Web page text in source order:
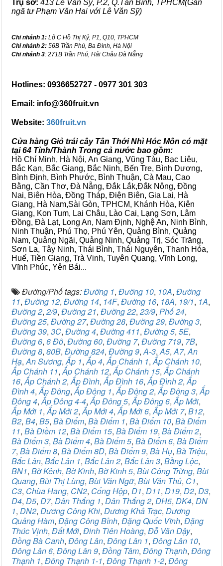
Trụ sở: 413 Lê Văn Sỹ, P.2, Q.Tân Bình, TPHCM(Gần
ngã tư Phạm Văn Hai với Lê Văn Sỹ)
Chi nhánh 1: Lô C Hồ Thị Kỷ, P1, Q10, TPHCM
Chi nhánh 2: 56B Trần Phú, Ba Đình, Hà Nội
Chi nhánh 3: 271B Trần Phú, Hải Châu Đà Nẵng
Hotlines: 0936652727 - 0977 301 303
Email: info@360fruit.vn
Website: 360fruit.vn
Cửa hàng Giỏ trái cây Tân Thới Nhì Hóc Môn có mặt
tại 64 Tỉnh/Thành Trong cả nước bao gồm:
Hồ Chí Minh, Hà Nội, An Giang, Vũng Tàu, Bạc Liêu,
Bắc Kạn, Bắc Giang, Bắc Ninh, Bến Tre, Bình Dương,
Bình Định, Bình Phước, Bình Thuận, Cà Mau, Cao
Bằng, Cần Thơ, Đà Nẵng, Đắk Lắk,Đắk Nông, Đồng
Nai, Biên Hòa, Đồng Tháp, Điện Biên, Gia Lai, Hà
Giang, Hà Nam,Sài Gòn, TPHCM, Khánh Hòa, Kiên
Giang, Kon Tum, Lai Châu, Lào Cai, Lạng Sơn, Lâm
Đồng, Đà Lạt, Long An, Nam Định, Nghệ An, Ninh Bình,
Ninh Thuận, Phú Thọ, Phú Yên, Quảng Bình, Quảng
Nam, Quảng Ngãi, Quảng Ninh, Quảng Trị, Sóc Trăng,
Sơn La, Tây Ninh, Thái Bình, Thái Nguyên, Thanh Hóa,
Huế, Tiền Giang, Trà Vinh, Tuyên Quang, Vĩnh Long,
Vĩnh Phúc, Yên Bái...
Đường/Phố tags:Đường 1, Đường 10, 10A, Đường
11, Đường 12, Đường 14, 14F, Đường 16, 18A, 19/1, 1A,
Đường 2, 2/9, Đường 21, Đường 22, 23/9, Phố 24,
Đường 25, Đường 27, Đường 28, Đường 29, Đường 3,
Đường 39, 3C, Đường 4, Đường 411, Đường 5, 5E,
Đường 6, 6 Đô, Đường 60, Đường 7, Đường 719, 7B,
Đường 8, 80B, Đường 824, Đường 9,A-3,A5,A7,An
Hạ,An Sương,Ấp 1,Ấp 4,Ấp Chánh 1,Ấp Chánh 10,
Ấp Chánh 11,Ấp Chánh 12,Ấp Chánh 15,Ấp Chánh
16,Ấp Chánh 2,Ấp Đình,Ấp Đình 16,Ấp Đình 2,Ấp
Đình 4,Ấp Đông,Ấp Đông 1,Ấp Đông 2,Ấp Đông 3,Ấp
Đông 4,Ấp Đông 4-4,Ấp Đông 5,Ấp Đông 6,Ấp Mới,
Ấp Mới 1,Ấp Mới 2,Ấp Mới 4,Ấp Mới 6,Ấp Mới 7, B12,
B2, B4, B5, Bà Điểm, Bà Điểm 1, Bà Điểm 10, Bà Điểm
11, Bà Điềm 12, Bà Điểm 15, Bà Điểm 19, Bà Điểm 2,
Bà Điểm 3, Bà Điểm 4, Bà Điểm 5, Bà Điểm 6, Bà Điểm
7, Bà Điểm 8, Bà Điểm 8D, Bà Điểm 9, Bà Hụ, Bà Triệu,
Bắc Lân, Bắc Lân 1, Bắc Lân 2, Bắc Lân 3, Bằng Lộc,
BN1, Bờ Kênh, Bờ Kinh, Bờ Kinh 5, Bùi Công Trừng, Bùi
Quang, Bùi Thị Lùng, Bùi Văn Ngữ, Bùi Văn Thủ, C1,
C3, Chùa Hang, CN2, Cống Hộp, D1, D11, D19, D2, D3,
D4, D5, D7, Dân Thắng 1, Dân Thắng 2, DH5, DK4, DN
1, DN2, Dương Công Khi, Dương Khả Trạc, Dương
Quảng Hàm, Đặng Công Bỉnh, Đặng Quốc Vĩnh, Đặng
Thúc Vịnh, Đất Mới, Đinh Tiên Hoàng, Đỗ Văn Dậy,
Đồng Bà Canh, Đông Lân, Đông Lân 1, Đông Lân 10,
Đông Lân 6, Đông Lân 9, Đồng Tâm, Đông Thạnh, Đông
Thạnh 1, Đông Thạnh 1-1, Đông Thạnh 1-2, Đông